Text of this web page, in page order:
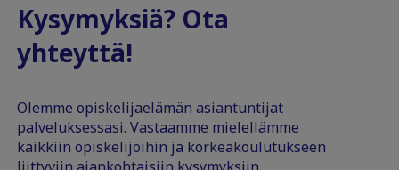
Kysymyksiä? Ota
yhteyttä!
Olemme opiskelijaelämän asiantuntijat
palveluksessasi. Vastaamme mielellämme
kaikkiin opiskelijoihin ja korkeakoulutukseen